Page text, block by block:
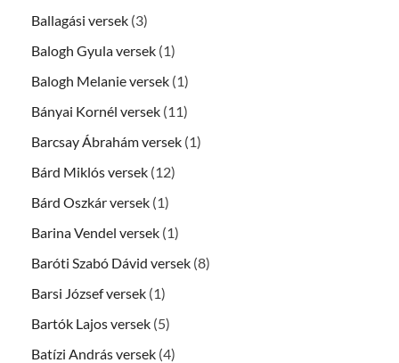
Ballagási versek (3)
Balogh Gyula versek (1)
Balogh Melanie versek (1)
Bányai Kornél versek (11)
Barcsay Ábrahám versek (1)
Bárd Miklós versek (12)
Bárd Oszkár versek (1)
Barina Vendel versek (1)
Baróti Szabó Dávid versek (8)
Barsi József versek (1)
Bartók Lajos versek (5)
Batízi András versek (4)